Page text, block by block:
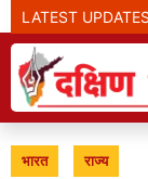
LATEST UPDATES
जब बदलाव का दौर
भारत राज्य